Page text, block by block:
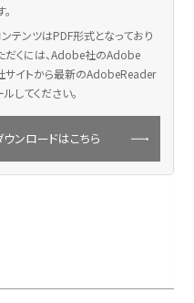
テンツはPDF形式となっており
だくには、Adobe社のAdobe
サイトから最新のAdobeReader
してください。
ンロードはこちら